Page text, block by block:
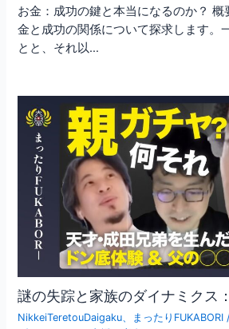
お金：成功の鍵と本当になるのか？ 概
金と成功の関係について探求します。
とと、それ以…
謎の失踪と家族のダイナミクス
NikkeiTeretouDaigaku、 まったりFUKABORI